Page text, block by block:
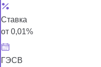
Ставка
от 0,01%
ГЭСВ